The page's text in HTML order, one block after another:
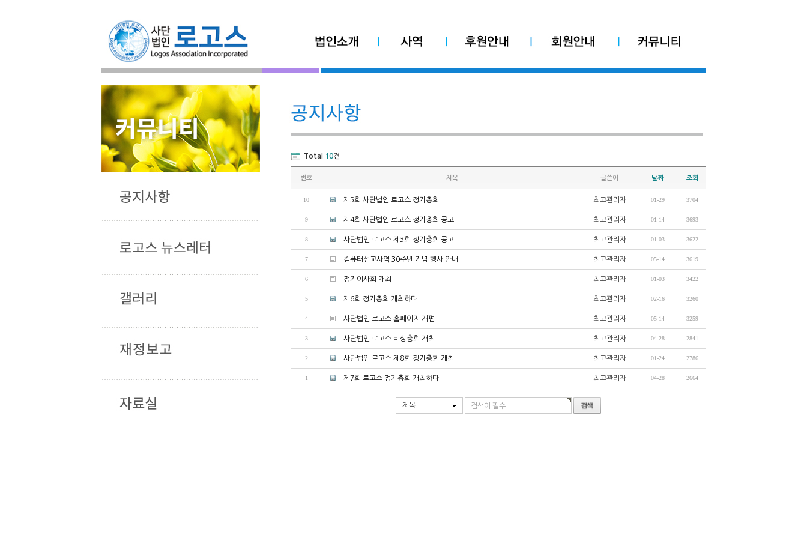
Total 10건
번호 제목 글쓴이 날짜 조회
10 제5회 사단법인 로고스 정기총회 최고관리자 01-29 3704
9 제4회 사단법인 로고스 정기총회 공고 최고관리자 01-14 3693
8 사단법인 로고스 제3회 정기총회 공고 최고관리자 01-03 3622
7 컴퓨터선교사역 30주년 기념 행사 안내 최고관리자 05-14 3619
6 정기이사회 개최 최고관리자 01-03 3422
5 제6회 정기총회 개최하다 최고관리자 02-16 3260
4 사단법인 로고스 홈페이지 개편 최고관리자 05-14 3259
3 사단법인 로고스 비상총회 개최 최고관리자 04-28 2841
2 사단법인 로고스 제8회 정기총회 개최 최고관리자 01-24 2786
1 제7회 로고스 정기총회 개최하다 최고관리자 04-28 2664
제목 검색어 필수